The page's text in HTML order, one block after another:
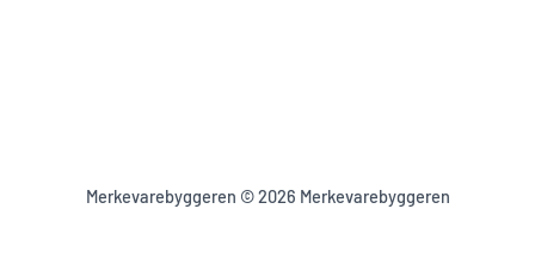
Merkevarebyggeren © 2026 Merkevarebyggeren